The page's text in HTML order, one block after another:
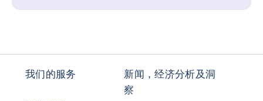
我们的服务
新闻，经济分析及洞
察